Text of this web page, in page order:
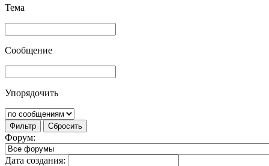
Тема
Сообщение
Упорядочить
Фильтр Сбросить
Форум:
Дата создания: